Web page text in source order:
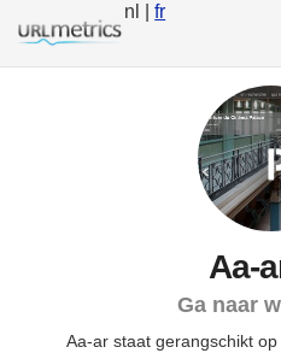
nl |fr
Aa-
Ga naar
Aa-ar staat gerangschikt op